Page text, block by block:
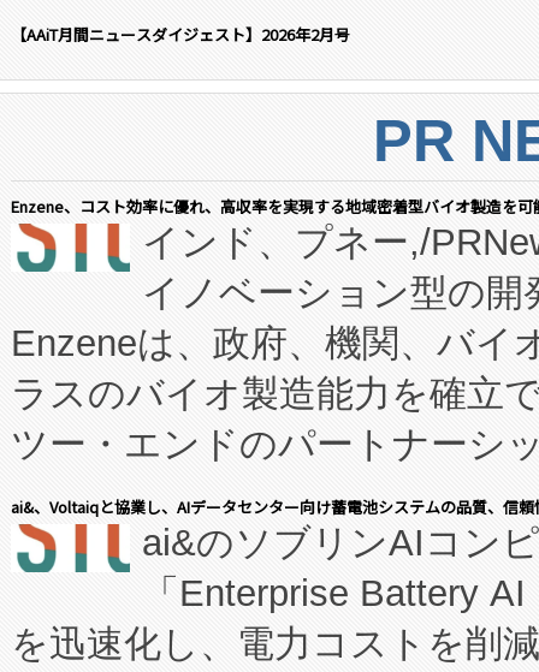
【AAiT月間ニュースダイジェスト】2026年2月号
PR
Enzene、コスト効率に優れ、高収率を実現する地域密着型バイオ製造を
インド、プネー,/
イノベーション型の
Enzeneは、政府、機関、バイ
ラスのバイオ製造能力を確立
ツー・エンドのパートナーシ
表しました。 同社の実績ある
manufacturing™ (FCCM™) プ
たNeXは、バイオ医薬品製造
従来のフェッドバッチ施設の
ai&、Voltaiqと協業し、AIデータセンター向け蓄電池システムの品質、信
ai&のソブリンAIコン
「Enterprise Battery
を迅速化し、電力コストを削